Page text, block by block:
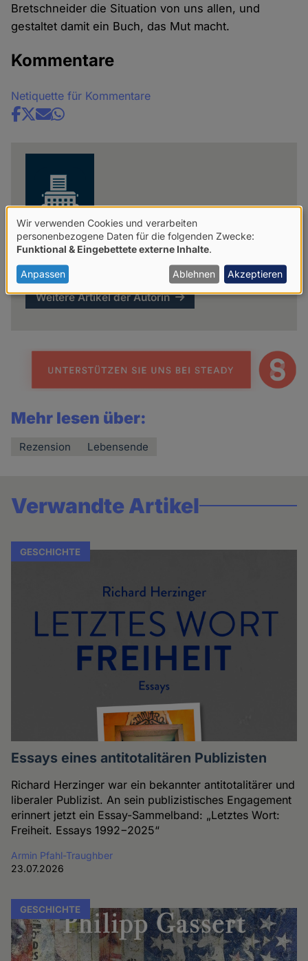
Bretschneider die Situation von uns allen, und
gestaltet damit ein Buch, das Mut macht.
Kommentare
Netiquette für Kommentare
Share
Renate Bauer
Weitere Artikel der Autorin
Mehr lesen über:
Rezension Lebensende
Verwandte Artikel
GESCHICHTE
Essays eines antitotalitären Publizisten
Richard Herzinger war ein bekannter antitotalitärer und
liberaler Publizist. An sein publizistisches Engagement
erinnert jetzt ein Essay-Sammelband: „Letztes Wort:
Freiheit. Essays 1992−2025“
Armin Pfahl-Traughber
23.07.2026
GESCHICHTE
Verwendung
von
personenbezogenen
Daten
Wir verwenden Cookies und verarbeiten
personenbezogene Daten für die folgenden Zwecke:
Funktional & Eingebettete externe Inhalte
Anpassen Ablehnen Akzeptieren